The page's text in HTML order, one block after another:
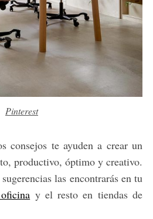
Pinterest
consejos te ayuden a crear un
productivo, óptimo y creativo.
las encontrarás en tu
y el resto en tiendas de